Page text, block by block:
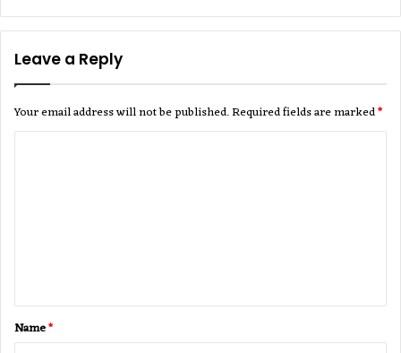
Leave a Reply
Your email address will not be published.Required fields are marked*
t
*
Name*